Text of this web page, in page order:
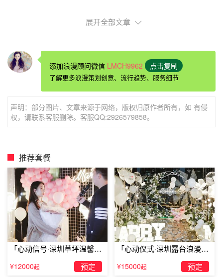
1.爱一个人就是在拔通电话时，忽然不知道说什么好，原来
只是想听听那熟悉的声音，原来真正想拔通的只是自已心底
的一根弦。
3.我会住在其中的一颗星星上面，在某一颗星星上微笑着，
每当夜晚你仰望星空的时候，就会像是看到所有的星星都在
微笑一般。
4.不经意间闯入了你的情网，于是我发现了世界上最大又无
法走出的网。不小心爱上了你，才知道思念的苦和甜蜜。
展开全部文章
添加浪漫顾问微信 LMCH9962 点击复制
了解更多浪漫策划创意、流行趋势、服务细节
声明：部分图片、文章来源于网络，版权归原作者所有，如 有侵
权，请联系客服删除。客服QQ:2926579858。
推荐套餐
「心动信号·深圳草坪温馨求
婚」
¥12000起 预定
「心动仪式·深圳露台浪漫求
婚」
¥15000起 预定